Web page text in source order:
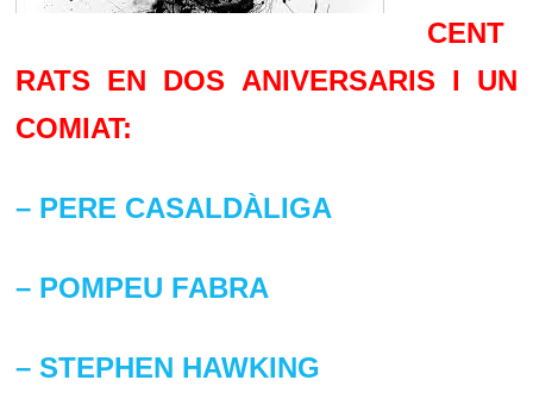
CENT
RATS EN DOS ANIVERSARIS I UN
COMIAT:
– PERE CASALDÀLIGA
– POMPEU FABRA
– STEPHEN HAWKING